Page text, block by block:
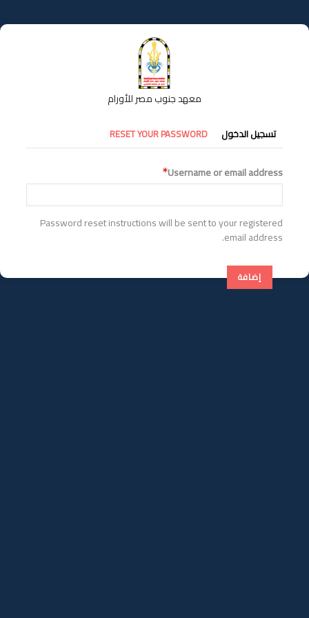
إلى
المحتوى
معهد جنوب مصر للأورام
التبويبات
الأساسية
تسجيل الدخول RESET YOUR PASSWORD
Username or email address
Password reset instructions will be sent to your registered
email address.